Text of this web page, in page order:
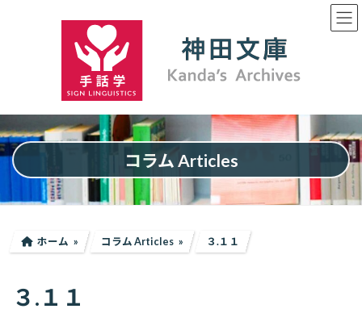
ッ
プ
移
動
コラム Articles
ホーム コラム Articles ３.１１
３.１１